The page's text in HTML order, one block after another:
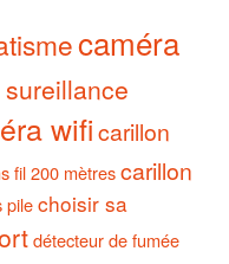
caméra
wificarillon
fil 200 mètrescarillon
pilechoisir sa
détecteur de fumée